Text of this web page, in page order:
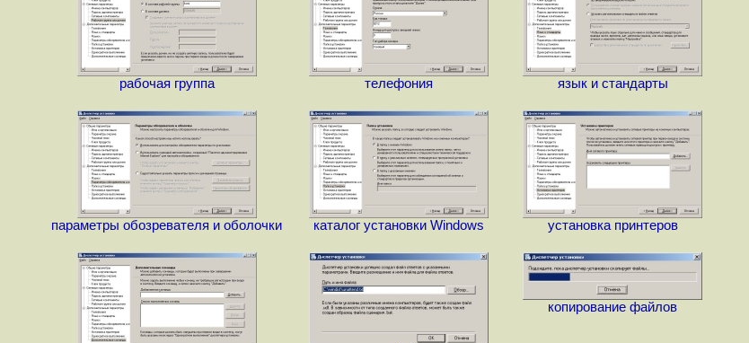
рабочая группа телефония язык и стандарты
параметры обозревателя и оболочки каталог установки Windows установка принтеров
копирование файлов